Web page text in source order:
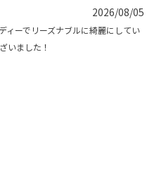
2026/08/05
ィーでリーズナブルに綺麗にしてい
いました！